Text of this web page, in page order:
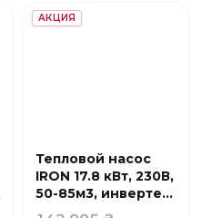
АКЦИЯ
Тепловой насос
IRON 17.8 кВт, 230В,
50-85м3, инвертер,
с охлаждением,